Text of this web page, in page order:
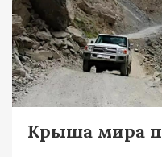
Крыша мира